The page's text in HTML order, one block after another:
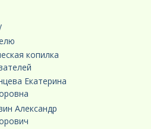
копилка
Екатерина
Александр